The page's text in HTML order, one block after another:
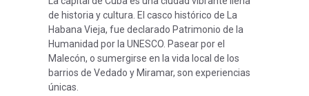
de historia y cultura. El casco histórico de La
Habana Vieja, fue declarado Patrimonio de la
Humanidad por la UNESCO. Pasear por el
Malecón, o sumergirse en la vida local de los
barrios de Vedado y Miramar, son experiencias
únicas.